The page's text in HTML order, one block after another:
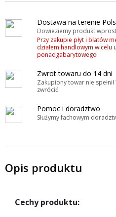
Dostawa na terenie
Dowieziemy produkt
Przy zakupie płyt i blatów
działem handlowym w
ponadgabarytowego
Zwrot towaru do 14 dni
Zakupiony towar nie
zwrócić
Pomoc i doradztwo
Służymy fachowym
Opis produktu
Cechy produktu: